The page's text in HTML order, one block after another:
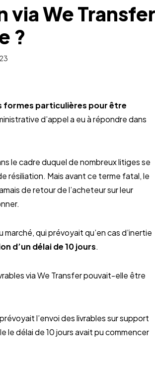
via We
?
formes particulières pour être
d’appel a eu à répondre dans
le cadre duquel de nombreux litiges se
résiliation. Mais avant ce terme fatal, le
de retour de l’acheteur sur leur
qui prévoyait qu’en cas d’inertie
d’un délai de 10 jours.
via We Transfer pouvait-elle être
l’envoi des livrables sur support
le délai de 10 jours avait pu commencer